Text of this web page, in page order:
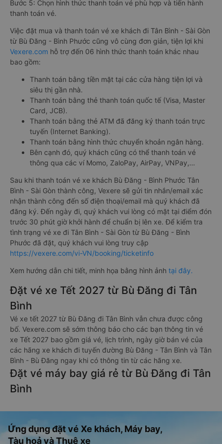
Bước 5: Chọn hình thức thanh toán vé phù hợp và tiến hành
thanh toán vé.
Việc đặt mua và thanh toán vé xe khách đi Tân Bình - Sài Gòn
từ Bù Đăng - Bình Phước cũng vô cùng đơn giản, tiện lợi khi
Vexere.com hỗ trợ đến 06 hình thức thanh toán khác nhau
bao gồm:
Thanh toán bằng tiền mặt tại các cửa hàng tiện lợi và
siêu thị gần nhà.
Thanh toán bằng thẻ thanh toán quốc tế (Visa, Master
Card, JCB).
Thanh toán bằng thẻ ATM đã đăng ký thanh toán trực
tuyến (Internet Banking).
Thanh toán bằng hình thức chuyển khoản ngân hàng.
Bên cạnh đó, quý khách cũng có thể thanh toán vé
thông qua các ví Momo, ZaloPay, AirPay, VNPay,…
Sau khi thanh toán vé xe khách Bù Đăng - Bình Phước Tân
Bình - Sài Gòn thành công, Vexere sẽ gửi tin nhắn/email xác
nhận thành công đến số điện thoại/email mà quý khách đã
đăng ký. Đến ngày đi, quý khách vui lòng có mặt tại điểm đón
trước 30 phút giờ khởi hành để chuẩn bị lên xe. Để kiểm tra
tình trạng vé xe đi Tân Bình - Sài Gòn từ Bù Đăng - Bình
Phước đã đặt, quý khách vui lòng truy cập
https://vexere.com/vi-VN/booking/ticketinfo
Xem hướng dẫn chi tiết, minh họa bằng hình ảnh tại đây.
Đặt vé xe Tết 2027 từ Bù Đăng đi Tân
Bình
Vé xe tết 2027 từ Bù Đăng đi Tân Bình vẫn chưa được công
bố. Vexere.com sẽ sớm thông báo cho các bạn thông tin vé
xe Tết 2027 bao gồm giá vé, lịch trình, ngày giờ bán vé của
các hãng xe khách đi tuyến đường Bù Đăng - Tân Bình và Tân
Bình - Bù Đăng ngay khi có thông tin từ các hãng xe.
Đặt vé máy bay giá rẻ từ Bù Đăng đi Tân
Bình
Ứng dụng đặt vé Xe khách, Máy bay,
Tàu hoả và Thuê xe